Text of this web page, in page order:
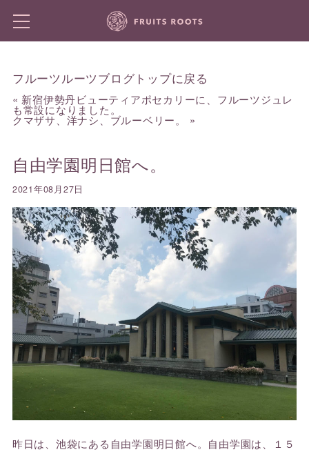
フルーツルーツブログトップに戻る
« 新宿伊勢丹ビューティアポセカリーに、フルーツジュレ
も常設になりました。
クマザサ、洋ナシ、ブルーベリー。 »
自由学園明日館へ。
2021年08月27日
昨日は、池袋にある自由学園明日館へ。自由学園は、１５